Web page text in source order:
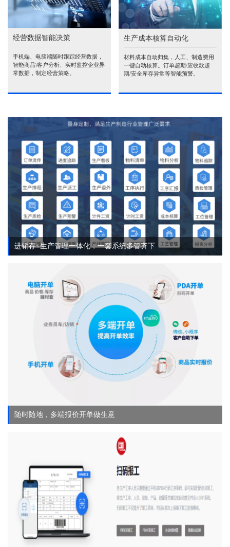
经营数据智能决策
手机端、电脑端随时跟踪经营数据，
智能商品\客户分析、实时监控企业异
常数据，制定经营策略。
生产成本核算自动化
材料成本自动归集，人工、制造费用
一键自动核算。订单超期/应收款超
期/安全库存异常等智能预警。
进销存+生产管理一体化，一套系统多管齐下
随时随地，多端报价开单做生意